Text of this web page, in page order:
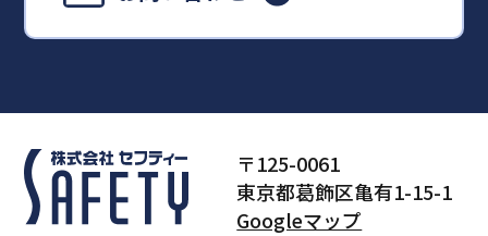
〒125-0061
東京都葛飾区亀有1-15-1
Googleマップ